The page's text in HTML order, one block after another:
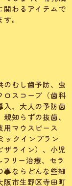
関わるアイテムで
。
のむし歯予防、虫
ロスコープ（歯科
入、大人の予防歯
知らずの抜歯、
用マウスピース
ックインプラン
ザライン）、小児
リー治療、セラ
事ならどんな些細
阪市生野区寺田町